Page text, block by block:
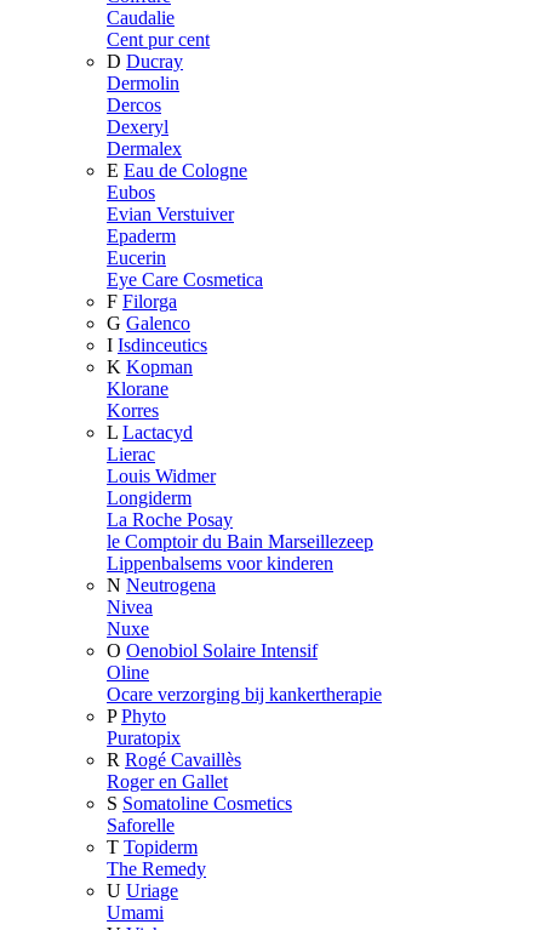
Caudalie
Cent pur cent
D Ducray
Dermolin
Dercos
Dexeryl
Dermalex
E Eau de Cologne
Eubos
Evian Verstuiver
Epaderm
Eucerin
Eye Care Cosmetica
F Filorga
G Galenco
I Isdinceutics
K Kopman
Klorane
Korres
L Lactacyd
Lierac
Louis Widmer
Longiderm
La Roche Posay
le Comptoir du Bain Marseillezeep
Lippenbalsems voor kinderen
N Neutrogena
Nivea
Nuxe
O Oenobiol Solaire Intensif
Oline
Ocare verzorging bij kankertherapie
P Phyto
Puratopix
R Rogé Cavaillès
Roger en Gallet
S Somatoline Cosmetics
Saforelle
T Topiderm
The Remedy
U Uriage
Umami